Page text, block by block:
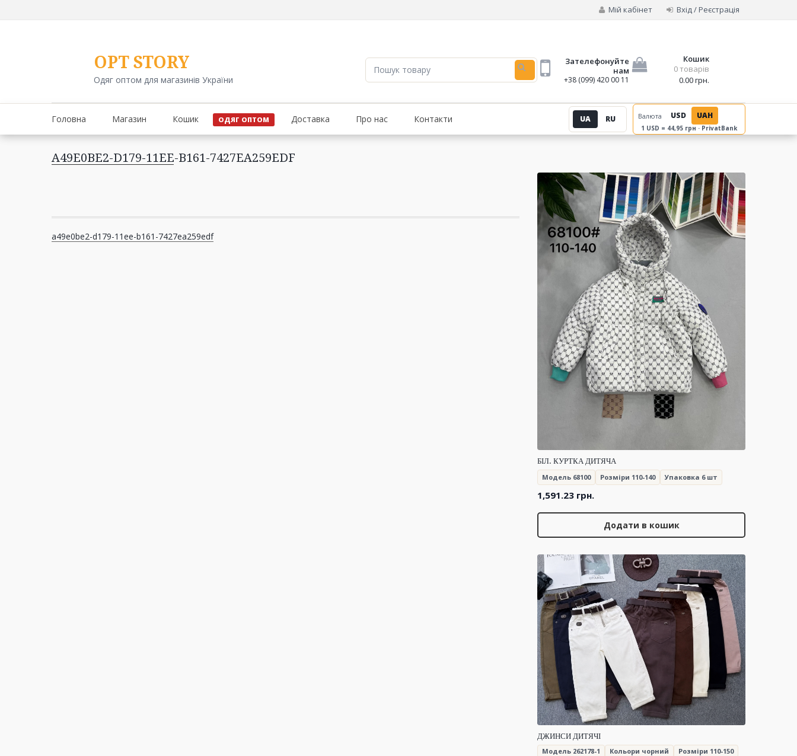
Мій кабінет Вхід / Реєстрація
OPT STORY
Одяг оптом для магазинів України
Пошук
Зателефонуйте
нам
+38 (099) 420 00 11
Кошик
0 товарів
0.00 грн.
Головна Магазин Кошик ОДЯГ ОПТОМ Доставка Про нас Контакти UA RU Валюта USD UAH
1 USD = 44,95 грн · PrivatBank
A49E0BE2-D179-11EE-B161-7427EA259EDF
a49e0be2-d179-11ee-b161-7427ea259edf
БІЛ. КУРТКА ДИТЯЧА
Модель 68100
Розміри 110-140 Упаковка 6 шт
1,591.23 грн.
Додати в кошик
ДЖИНСИ ДИТЯЧІ
Модель 262178-1
Кольори чорний
Розміри 110-150